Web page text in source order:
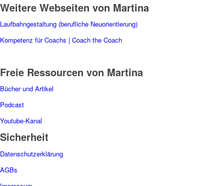
Weitere Webseiten von Martina
Laufbahngestaltung (berufliche Neuorientierung)
Kompetenz für Coachs | Coach the Coach
Freie Ressourcen von Martina
Bücher und Artikel
Podcast
Youtube-Kanal
Sicherheit
Datenschutzerklärung
AGBs